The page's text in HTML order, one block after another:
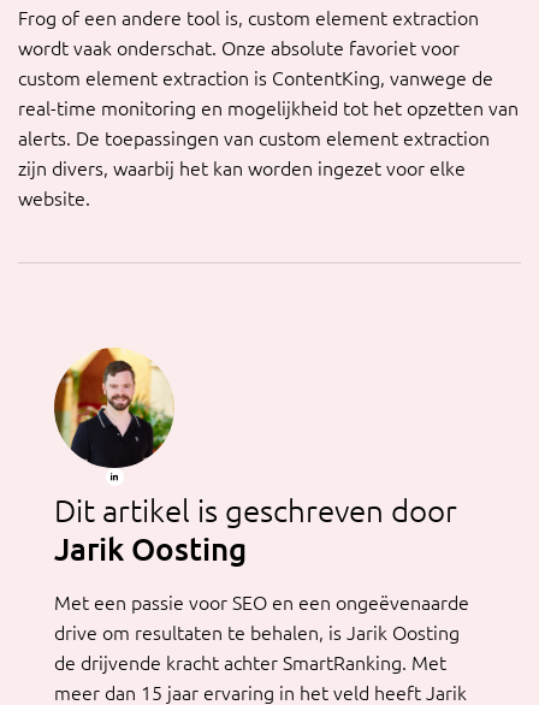
Frog of een andere tool is, custom element extraction
wordt vaak onderschat. Onze absolute favoriet voor
custom element extraction is ContentKing, vanwege de
real-time monitoring en mogelijkheid tot het opzetten van
alerts. De toepassingen van custom element extraction
zijn divers, waarbij het kan worden ingezet voor elke
website.
Dit artikel is geschreven door
Jarik Oosting
Met een passie voor SEO en een ongeëvenaarde
drive om resultaten te behalen, is Jarik Oosting
de drijvende kracht achter SmartRanking. Met
meer dan 15 jaar ervaring in het veld heeft Jarik